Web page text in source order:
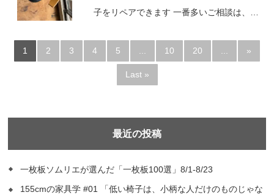
〇ペーパーコードスツール座編みワークショ
子をリペアできます 一番多いご相談は、座
を使っていきたい 枠はしっかりしているけ
れど、座面が傷んでしまっている ぜひ一度
写真と座面寸法を写真で...
1 2 3 4 5 10 20 »
Last »
最近の投稿
一枚板ソムリエが選んだ「一枚板100選」8/1-8/23
155cmの家具学 #01 「低い椅子は、小柄な人だけのものじゃな